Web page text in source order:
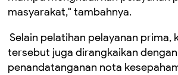
masyarakat," tambahnya.
Selain pelatihan pelayanan prima,
tersebut juga dirangkaikan dengan
penandatanganan nota